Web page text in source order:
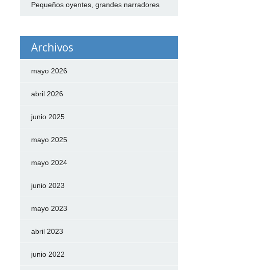
Pequeños oyentes, grandes narradores
Archivos
mayo 2026
abril 2026
junio 2025
mayo 2025
mayo 2024
junio 2023
mayo 2023
abril 2023
junio 2022